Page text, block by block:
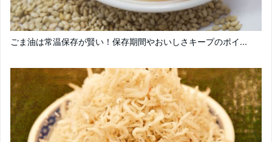
ごま油は常温保存が賢い！保存期間やおいしさキープのポイ...